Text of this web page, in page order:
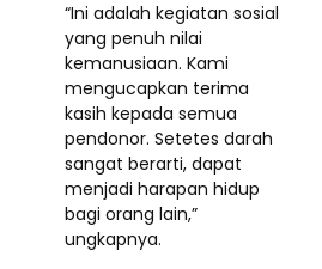
“Ini adalah kegiatan sosial
yang penuh nilai
kemanusiaan. Kami
mengucapkan terima
kasih kepada semua
pendonor. Setetes darah
sangat berarti, dapat
menjadi harapan hidup
bagi orang lain,”
ungkapnya.